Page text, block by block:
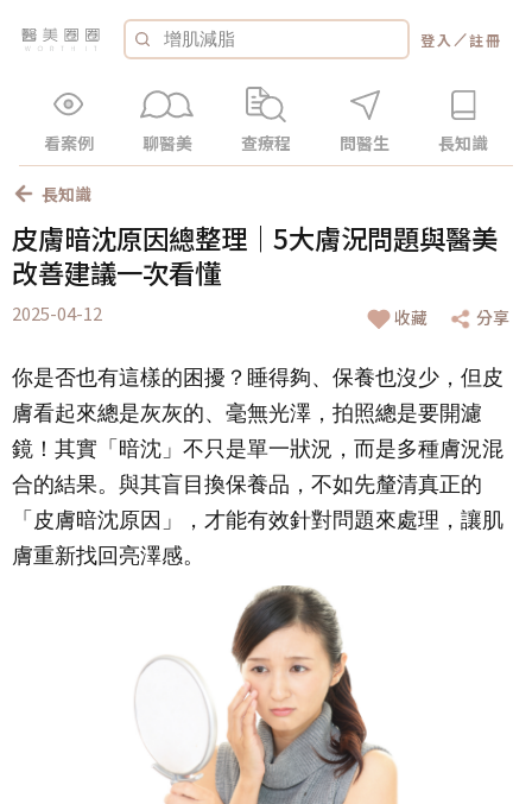
登入 ／註冊
看案例 聊醫美 查療程 問醫生 長知識
長知識
皮膚暗沈原因總整理｜5大膚況問題與醫美
改善建議一次看懂
2025-04-12 收藏 分享
你是否也有這樣的困擾？睡得夠、保養也沒少，但皮
膚看起來總是灰灰的、毫無光澤，拍照總是要開濾
鏡！其實「暗沈」不只是單一狀況，而是多種膚況混
合的結果。與其盲目換保養品，不如先釐清真正的
「皮膚暗沈原因」，才能有效針對問題來處理，讓肌
膚重新找回亮澤感。